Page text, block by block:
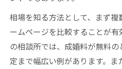
相場を知る方法として、まず
ームページを比較することが
の相談所では、成婚料が無料
定まで幅広い例があります。